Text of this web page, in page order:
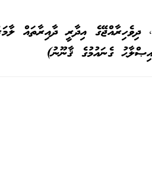
ޤާނޫނު ނަންބަރު؛ 9/2025 (ޤާނޫނު ނަންބަރު 7/2010،